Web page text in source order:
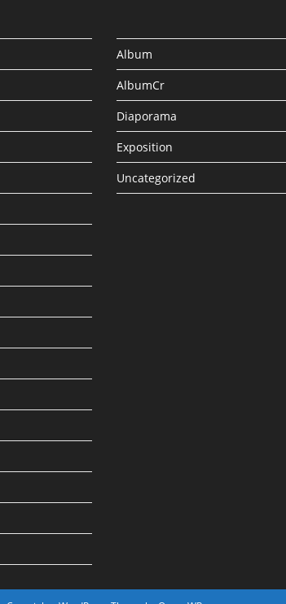
Album
AlbumCr
Diaporama
Exposition
Uncategorized